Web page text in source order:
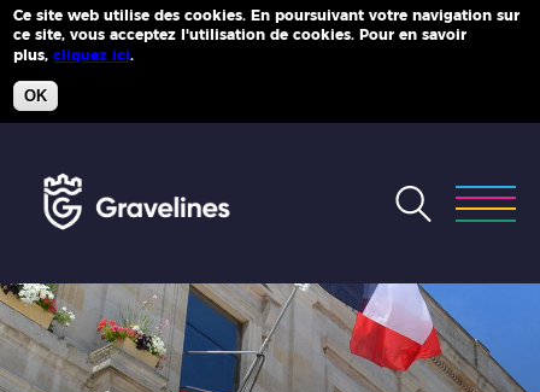
Ce site web utilise des cookies. En poursuivant votre navigation sur
ce site, vous acceptez l'utilisation de cookies. Pour en savoir
plus,cliquez ici.
OK